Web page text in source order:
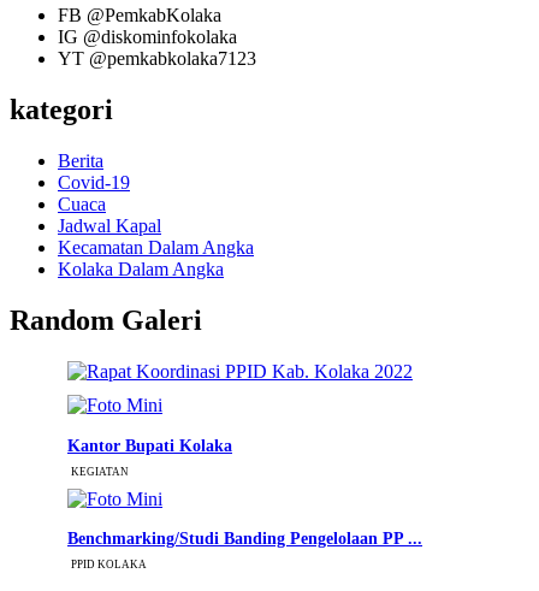
FB @PemkabKolaka
IG @diskominfokolaka
YT @pemkabkolaka7123
kategori
Berita
Covid-19
Cuaca
Jadwal Kapal
Kecamatan Dalam Angka
Kolaka Dalam Angka
Random Galeri
Kantor Bupati Kolaka
KEGIATAN
Benchmarking/Studi Banding Pengelolaan PP ...
PPID KOLAKA